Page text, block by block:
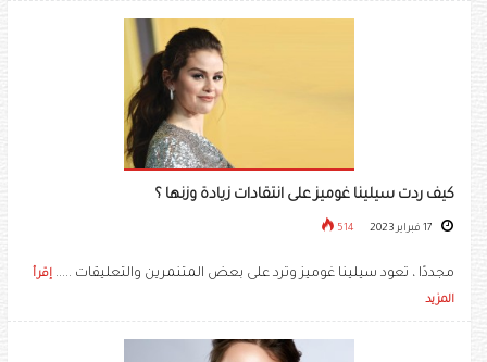
كيف ردت سيلينا غوميز على انتقادات زيادة وزنها ؟
514
مجددًا ، تعود سيلينا غوميز وترد على بعض المتنمرين والتعليقات ..... إقرأ
المزيد